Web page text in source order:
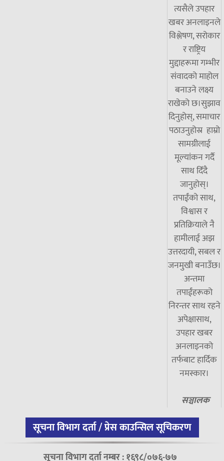
त्यसैले उपहार
खबर अनलाइनले
विश्लेषण, सरोकार
र राष्ट्रिय
मुद्दाहरूमा गम्भीर
संवादको माहोल
बनाउने लक्ष्य
राखेको छ।सुझाव
दिनुहोस्, समाचार
पठाउनुहोस्र हाम्रो
सामग्रीलाई
मूल्यांकन गर्दै
साथ दिँदै
जानुहोस्।
तपाईंको साथ,
विश्वास र
प्रतिक्रियाले नै
हामीलाई अझ
उत्तरदायी, सबल र
जनमुखी बनाउँछ।
अन्तमा
तपाईंहरूको
निरन्तर साथ रहने
अपेक्षासाथ,
उपहार खबर
अनलाइनको
तर्फबाट हार्दिक
नमस्कार।
सञ्चालक
सूचना विभाग दर्ता / प्रेस काउन्सिल सूचिकरण
सूचना विभाग दर्ता नम्बर : १६९८/०७६-७७